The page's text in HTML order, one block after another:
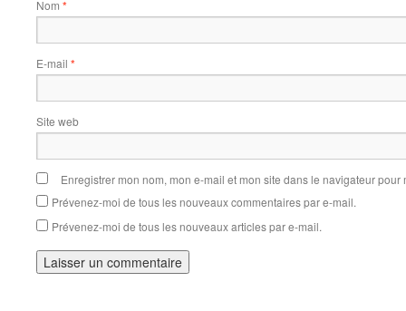
Nom *
E-mail *
Site web
Enregistrer mon nom, mon e-mail et mon site dans le navigateur
Prévenez-moi de tous les nouveaux commentaires par e-mail.
Prévenez-moi de tous les nouveaux articles par e-mail.